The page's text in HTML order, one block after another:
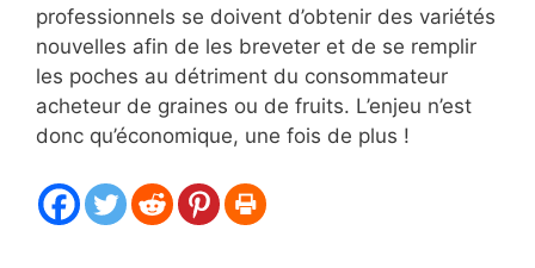
professionnels se doivent d’obtenir des variétés
nouvelles afin de les breveter et de se remplir
les poches au détriment du consommateur
acheteur de graines ou de fruits. L’enjeu n’est
donc qu’économique, une fois de plus !